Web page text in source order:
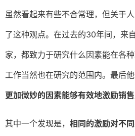
虽然看起来有些不合常理，但关于
了这种观点。在过去的30年间，来
家，都致力于研究什么因素能在各
工作当然也在研究的范围内。最后他
更加微妙的因素能够有效地激励销售
其中一个发现是， 相同的激励对不